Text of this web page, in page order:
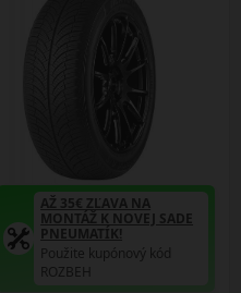
AŽ 35€ ZĽAVA NA
MONTÁŽ K NOVEJ SADE
PNEUMATÍK!
Použite kupónový kód
ROZBEH